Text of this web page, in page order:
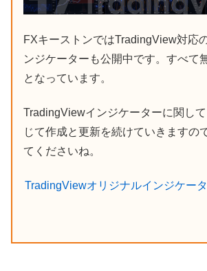
FXキーストンではTradingView対応
ンジケーターも公開中です。すべて
となっています。
TradingViewインジケーターに関し
じて作成と更新を続けていきますの
てくださいね。
TradingViewオリジナルインジケー